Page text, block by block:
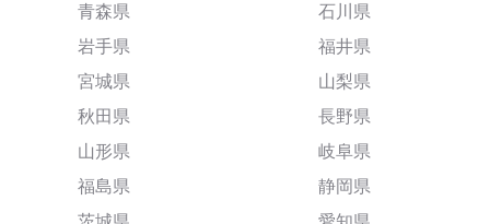
青森県
岩手県
宮城県
秋田県
山形県
福島県
石川県
福井県
山梨県
長野県
岐阜県
静岡県